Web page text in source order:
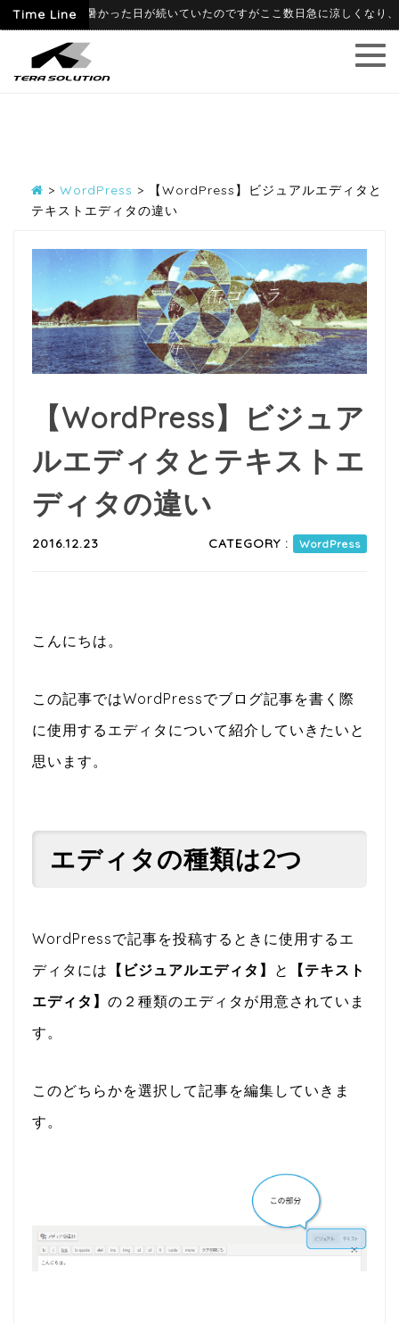
Time Line
6月に入って暑かった日が続いていたのですがここ数日急に涼しくなり、
> WordPress >
【WordPress】ビジュアルエディタと
テキストエディタの違い
【WordPress】ビジュア
ルエディタとテキストエ
ディタの違い
2016.12.23 CATEGORY : WordPress
こんにちは。
この記事ではWordPressでブログ記事を書く際
に使用するエディタについて紹介していきたいと
思います。
エディタの種類は2つ
WordPressで記事を投稿するときに使用するエ
ディタには 【ビジュアルエディタ】 と
【テキスト
エディタ】 の２種類のエディタが用意されていま
す。
このどちらかを選択して記事を編集していきま
す。